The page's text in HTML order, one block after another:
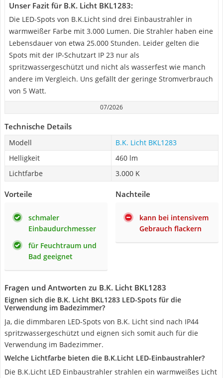
Unser Fazit für B.K. Licht BKL1283:
Die LED-Spots von B.K.Licht sind drei Einbaustrahler in
warmweißer Farbe mit 3.000 Lumen. Die Strahler haben eine
Lebensdauer von etwa 25.000 Stunden. Leider gelten die
Spots mit der IP-Schutzart IP 23 nur als
spritzwassergeschützt und nicht als wasserfest wie manch
andere im Vergleich. Uns gefällt der geringe Stromverbrauch
von 5 Watt.
07/2026
Technische Details
Modell
B.K. Licht BKL1283
Helligkeit
460 lm
Lichtfarbe
3.000 K
Vorteile
schmaler
Einbaudurchmesser
für Feuchtraum und
Bad geeignet
Nachteile
kann bei intensivem
Gebrauch flackern
Fragen und Antworten zu B.K. Licht BKL1283
Eignen sich die B.K. Licht BKL1283 LED-Spots für die
Verwendung im Badezimmer?
Ja, die dimmbaren LED-Spots von B.K. Licht sind nach IP44
spritzwassergeschützt und eignen sich somit auch für die
Verwendung im Badezimmer.
Welche Lichtfarbe bieten die B.K.Licht LED-Einbaustrahler?
Die B.K.Licht LED Einbaustrahler strahlen ein warmweißes Licht